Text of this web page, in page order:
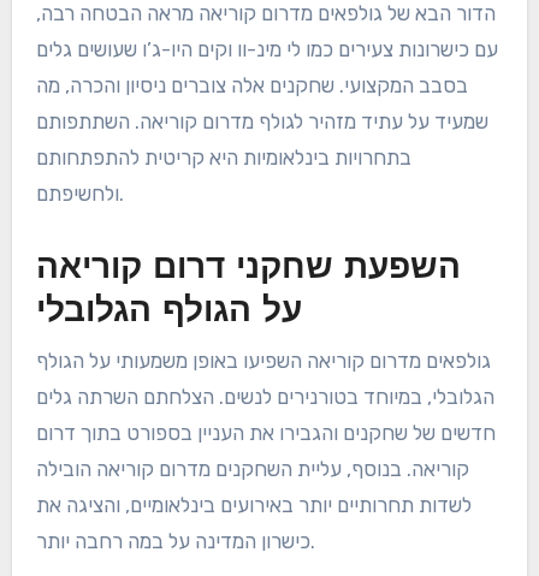
הדור הבא של גולפאים מדרום קוריאה מראה הבטחה רבה,
עם כישרונות צעירים כמו לי מינ-וו וקים היו-ג’ו שעושים גלים
בסבב המקצועי. שחקנים אלה צוברים ניסיון והכרה, מה
שמעיד על עתיד מזהיר לגולף מדרום קוריאה. השתתפותם
בתחרויות בינלאומיות היא קריטית להתפתחותם
ולחשיפתם.
השפעת שחקני דרום קוריאה
על הגולף הגלובלי
גולפאים מדרום קוריאה השפיעו באופן משמעותי על הגולף
הגלובלי, במיוחד בטורנירים לנשים. הצלחתם השרתה גלים
חדשים של שחקנים והגבירו את העניין בספורט בתוך דרום
קוריאה. בנוסף, עליית השחקנים מדרום קוריאה הובילה
לשדות תחרותיים יותר באירועים בינלאומיים, והציגה את
כישרון המדינה על במה רחבה יותר.